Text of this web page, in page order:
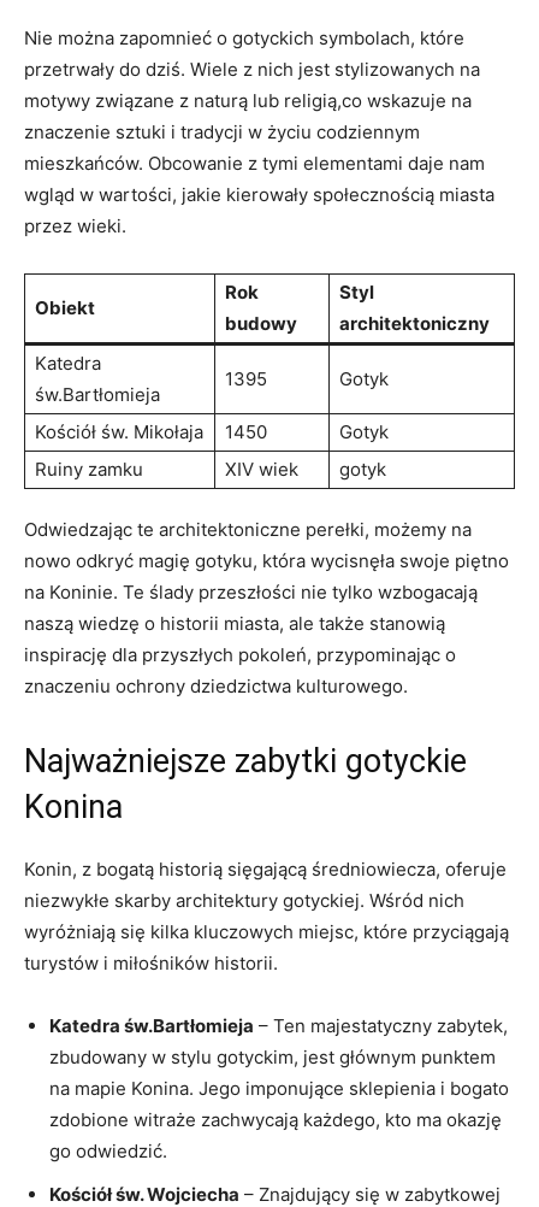
Nie ⁣można⁤ zapomnieć o gotyckich symbolach, które
przetrwały do dziś. Wiele z nich⁤ jest stylizowanych na
motywy związane z ‌naturą lub religią,co wskazuje na
znaczenie sztuki i tradycji w życiu codziennym‍
mieszkańców. Obcowanie z tymi elementami daje nam
wgląd w wartości, jakie kierowały społecznością miasta⁢
przez ‍wieki.
Obiekt
Rok
budowy
Styl
architektoniczny
Katedra
św.Bartłomieja
1395 Gotyk
Kościół św. Mikołaja 1450
Gotyk
Ruiny zamku
XIV wiek gotyk
Odwiedzając te architektoniczne perełki, możemy na
nowo odkryć magię gotyku, która wycisnęła swoje piętno
na Koninie. ‍Te ślady przeszłości nie tylko wzbogacają
naszą wiedzę o historii miasta, ale także stanowią
inspirację dla przyszłych pokoleń, przypominając o
znaczeniu ochrony dziedzictwa kulturowego.
Najważniejsze zabytki gotyckie
Konina
Konin, z bogatą historią⁣ sięgającą średniowiecza, oferuje
niezwykłe skarby architektury gotyckiej. Wśród nich
wyróżniają się kilka ‍kluczowych miejsc, które⁤ przyciągają
turystów i miłośników historii.
Katedra św.Bartłomieja – Ten ​majestatyczny zabytek,
zbudowany w stylu gotyckim, jest głównym punktem
na mapie‌ Konina. Jego imponujące ​sklepienia i bogato
zdobione witraże zachwycają każdego, kto ma okazję
go odwiedzić.
Kościół św. Wojciecha – Znajdujący się w zabytkowej